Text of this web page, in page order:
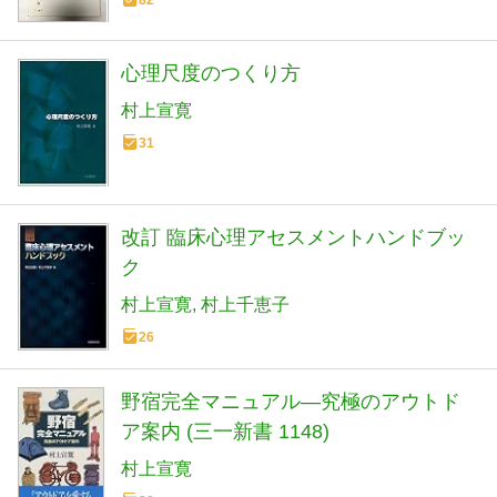
心理尺度のつくり方
村上宣寛
31
改訂 臨床心理アセスメントハンドブッ
ク
村上宣寛 村上千恵子
26
野宿完全マニュアル―究極のアウトド
ア案内 (三一新書 1148)
村上宣寛